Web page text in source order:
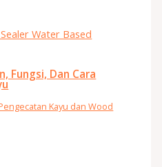
Fungsi, Dan Cara
Kayu dan Wood